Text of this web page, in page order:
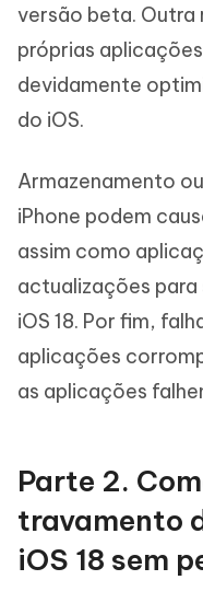
versão beta. Outra
próprias
devidamente
do iOS.
Armazenamento
iPhone podem
assim como
actualizações
iOS 18. Por fim,
aplicações
as aplicações
Parte 2.
travamento
iOS 18 sem